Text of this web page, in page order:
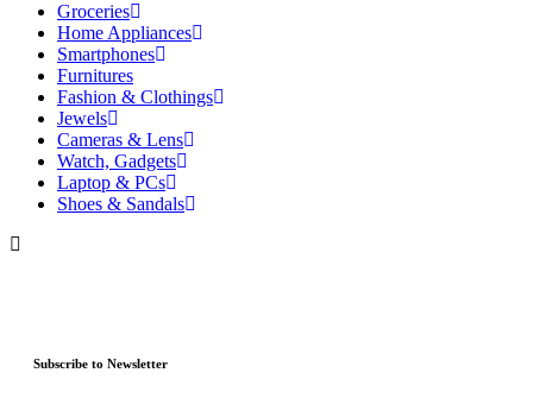
Groceries
Home Appliances
Smartphones
Furnitures
Fashion & Clothings
Jewels
Cameras & Lens
Watch, Gadgets
Laptop & PCs
Shoes & Sandals
Subscribe to Newsletter